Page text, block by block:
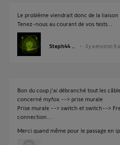
Le problème viendrait donc de la liaison
Tenez-nous au courant de vos tests...
Steph44 .. il y a environ 9
Bon du coup j'ai débranché tout les
concerné myfox --> prise murale
Prise murale --> switch et switch-->
connection....
Merci quand même pour le passage en